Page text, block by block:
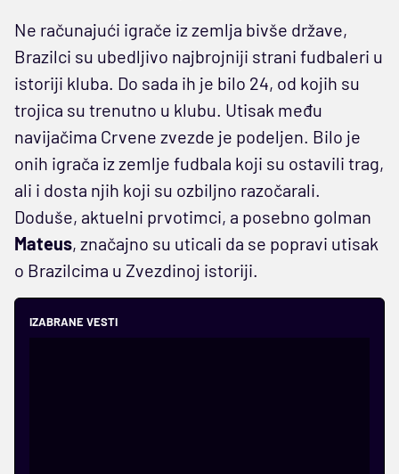
Ne računajući igrače iz zemlja bivše države,
Brazilci su ubedljivo najbrojniji strani fudbaleri u
istoriji kluba. Do sada ih je bilo 24, od kojih su
trojica su trenutno u klubu. Utisak među
navijačima Crvene zvezde je podeljen. Bilo je
onih igrača iz zemlje fudbala koji su ostavili trag,
ali i dosta njih koji su ozbiljno razočarali.
Doduše, aktuelni prvotimci, a posebno golman
Mateus, značajno su uticali da se popravi utisak
o Brazilcima u Zvezdinoj istoriji.
IZABRANE VESTI